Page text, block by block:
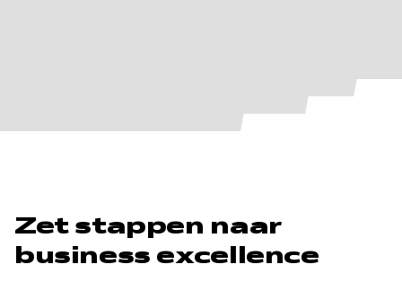
Zet stappen naar
business excellence